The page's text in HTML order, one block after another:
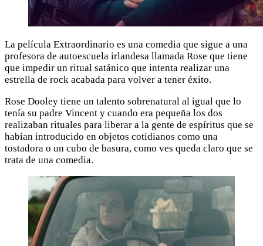
La película Extraordinario es una comedia que sigue a una
profesora de autoescuela irlandesa llamada Rose que tiene
que impedir un ritual satánico que intenta realizar una
estrella de rock acabada para volver a tener éxito.
Rose Dooley tiene un talento sobrenatural al igual que lo
tenía su padre Vincent y cuando era pequeña los dos
realizaban rituales para liberar a la gente de espíritus que se
habían introducido en objetos cotidianos como una
tostadora o un cubo de basura, como ves queda claro que se
trata de una comedia.